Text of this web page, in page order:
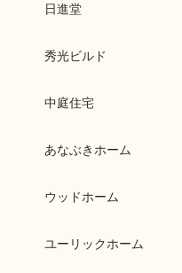
日進堂
秀光ビルド
中庭住宅
あなぶきホーム
ウッドホーム
ユーリックホーム